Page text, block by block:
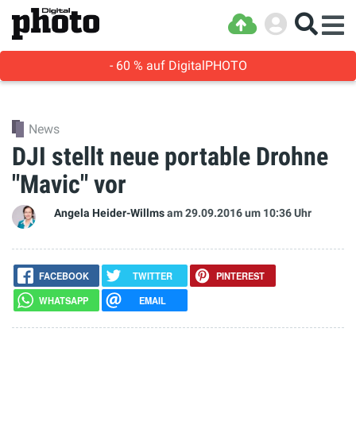
- 60 % auf DigitalPHOTO
News
DJI stellt neue portable Drohne
"Mavic" vor
Angela Heider-Willmsam 29.09.2016um 10:36 Uhr
FACEBOOK TWITTER
PINTEREST
WHATSAPP
EMAIL